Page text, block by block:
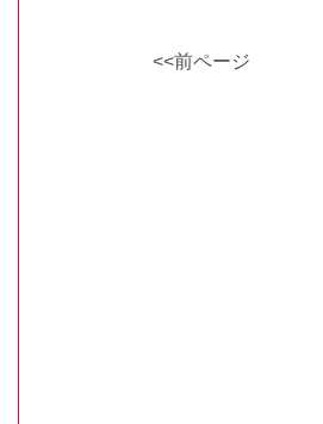
<<前ページ